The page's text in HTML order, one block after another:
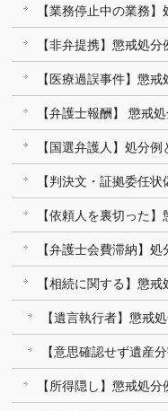
【業務停止中の業務】
【非弁提携】懲戒処分
【医療過誤事件】懲戒
【弁護士報酬】 懲戒
【国選弁護人】処分例
【判決文・証拠委任
【依頼人を裏切った
【弁護士会費滞納】処
【相続に関する】懲戒
【遺言執行者】懲戒
【意思確認せず遺産
【所得隠し】懲戒処分